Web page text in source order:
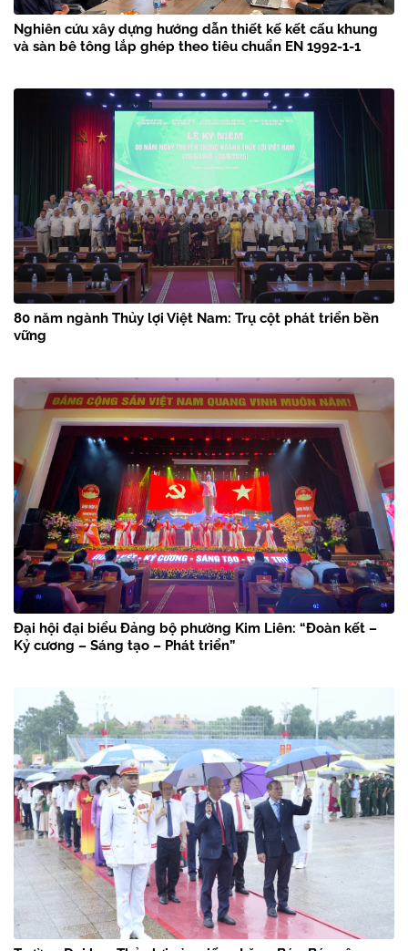
Nghiên cứu xây dựng hướng dẫn thiết kế kết cấu khung
và sàn bê tông lắp ghép theo tiêu chuẩn EN 1992-1-1
80 năm ngành Thủy lợi Việt Nam: Trụ cột phát triển bền
vững
Đại hội đại biểu Đảng bộ phường Kim Liên: “Đoàn kết –
Kỷ cương – Sáng tạo – Phát triển”